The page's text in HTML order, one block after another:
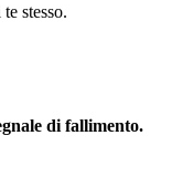
stesso.
di fallimento.